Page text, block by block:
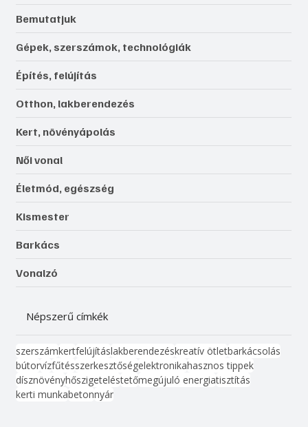
Bemutatjuk
Gépek, szerszámok, technológiák
Építés, felújítás
Otthon, lakberendezés
Kert, növényápolás
Női vonal
Életmód, egészség
Kismester
Barkács
Vonalzó
Népszerű címkék
szerszámkertfelújításlakberendezéskreatív ötletbarkácsolás
bútorvízfűtésszerkesztőségelektronikahasznos tippek
dísznövényhőszigeteléstetőmegújuló energiatisztítás
kerti munkabetonnyár